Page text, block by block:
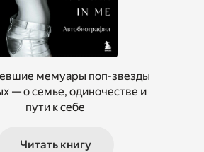
мемуары поп-звезды
— о семье, одиночестве и
пути к себе
Читать книгу